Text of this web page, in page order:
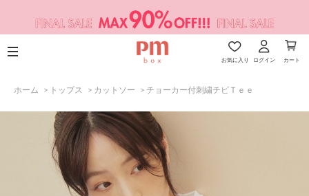
お気に入り ログイン カート
ホーム > トップス > カットソー > チョーカー付刺繍チビＴｅｅ